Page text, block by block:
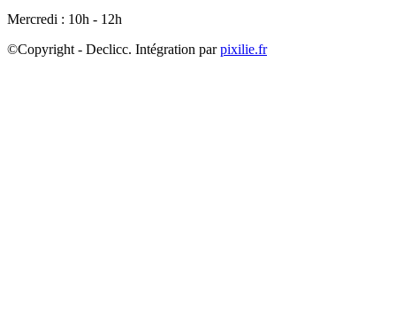
Mercredi : 10h - 12h
©Copyright - Declicc. Intégration parpixilie.fr